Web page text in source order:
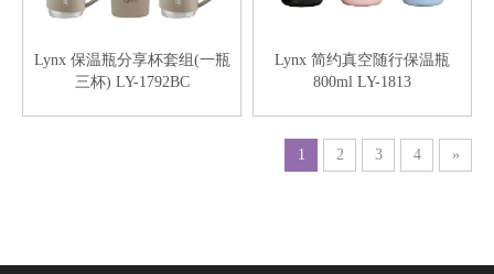
Lynx 保温瓶分享杯套组(一瓶
三杯) LY-1792BC
Lynx 简约真空随行保温瓶
800ml LY-1813
1 2 3 4 »